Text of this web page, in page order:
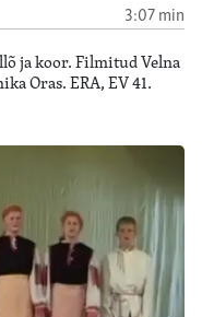
3:07 min
ja koor. Filmitud Velna
Oras. ERA, EV 41.